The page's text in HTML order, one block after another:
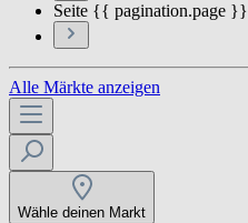
Seite {{ pagination.page
Alle Märkte anzeigen
Wähle deinen Markt